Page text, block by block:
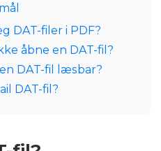
DAT-filer i PDF?
åbne en DAT-fil?
DAT-fil læsbar?
DAT-fil?